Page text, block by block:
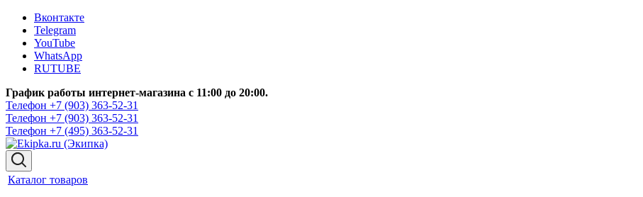
Вконтакте
Telegram
YouTube
WhatsApp
RUTUBE
График работы интернет-магазина с 11:00 до 20:00.
Телефон +7 (903) 363-52-31
Телефон +7 (903) 363-52-31
Телефон +7 (495) 363-52-31
Каталог товаров